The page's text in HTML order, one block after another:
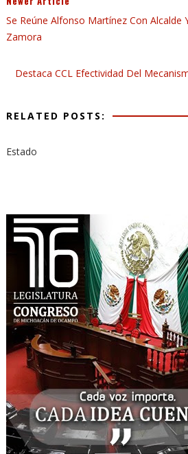
Se Reúne Alfonso Martínez Con Alcalde
Zamora
Destaca CCL Efectividad Del
RELATED POSTS:
Estado